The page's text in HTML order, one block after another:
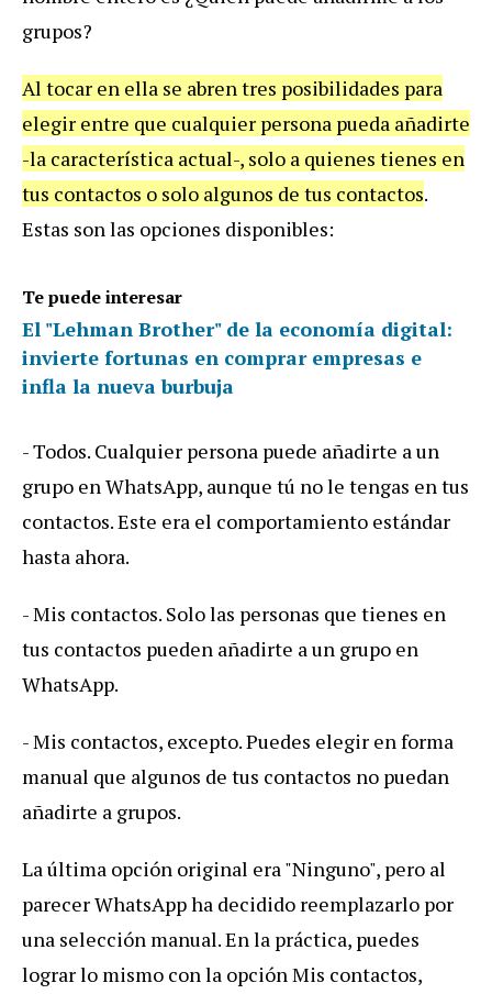
grupos?
Al tocar en ella se abren tres posibilidades para
elegir entre que cualquier persona pueda añadirte
-la característica actual-, solo a quienes tienes en
tus contactos o solo algunos de tus contactos.
Estas son las opciones disponibles:
Te puede interesar
El "Lehman Brother" de la economía digital:
invierte fortunas en comprar empresas e
infla la nueva burbuja
- Todos. Cualquier persona puede añadirte a un
grupo en WhatsApp, aunque tú no le tengas en tus
contactos. Este era el comportamiento estándar
hasta ahora.
- Mis contactos. Solo las personas que tienes en
tus contactos pueden añadirte a un grupo en
WhatsApp.
- Mis contactos, excepto. Puedes elegir en forma
manual que algunos de tus contactos no puedan
añadirte a grupos.
La última opción original era "Ninguno", pero al
parecer WhatsApp ha decidido reemplazarlo por
una selección manual. En la práctica, puedes
lograr lo mismo con la opción Mis contactos,